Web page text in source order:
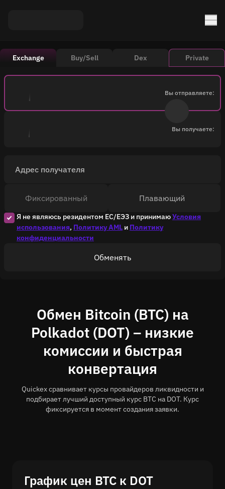
Exchange Buy/Sell Dex Private
Вы отправляете:
Вы получаете:
Адрес получателя
Я не являюсь резидентом ЕС/ЕЭЗ и принимаюУсловия
использования, Политику AML и Политику
конфиденциальности
Фиксированный Плавающий
Обменять
Обмен Bitcoin (BTC) на
Polkadot (DOT) – низкие
комиссии и быстрая
конвертация
Quickex сравнивает курсы провайдеров ликвидности и
подбирает лучший доступный курс BTC на DOT. Курс
фиксируется в момент создания заявки.
График цен BTC к DOT